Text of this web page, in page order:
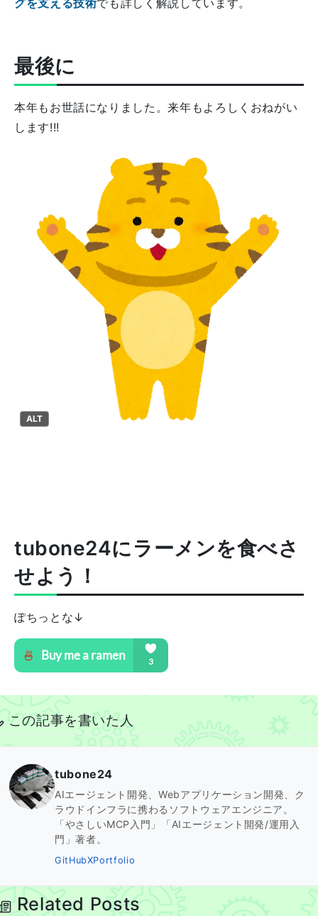
最後に
本年もお世話になりました。来年もよろしくおねがい
します!!!
ALT
tubone24にラーメンを食べさ
せよう！
ぽちっとな↓
この記事を書いた人
tubone24
AIエージェント開発、Webアプリケーション開発、ク
ラウドインフラに携わるソフトウェアエンジニア。
「やさしいMCP入門」「AIエージェント開発/運用入
門」著者。
GitHubXPortfolio
Related Posts